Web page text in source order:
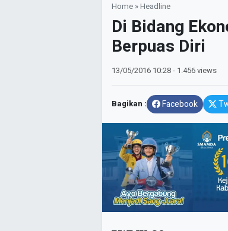
Home »Headline
Di Bidang
Berpuas Diri
13/05/2016 10:28- 1.456 views
Bagikan : Facebook